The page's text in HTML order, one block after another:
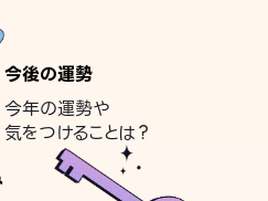
今後の運勢
今年の運勢や
気をつけることは？